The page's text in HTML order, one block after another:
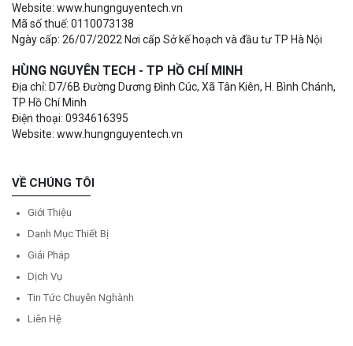
Website: www.hungnguyentech.vn
Mã số thuế: 0110073138
Ngày cấp: 26/07/2022 Nơi cấp Sở kế hoạch và đầu tư TP Hà Nội
HÙNG NGUYÊN TECH - TP HỒ CHÍ MINH
Địa chỉ: D7/6B Đường Dương Đình Cúc, Xã Tân Kiên, H. Bình Chánh,
TP Hồ Chí Minh
Điện thoại: 0934616395
Website: www.hungnguyentech.vn
VỀ CHÚNG TÔI
Giới Thiệu
Danh Mục Thiết Bị
Giải Pháp
Dịch Vụ
Tin Tức Chuyên Nghành
Liên Hệ